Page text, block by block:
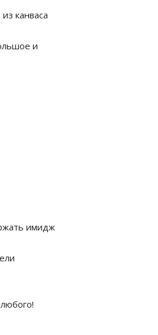
канваса
и
имидж